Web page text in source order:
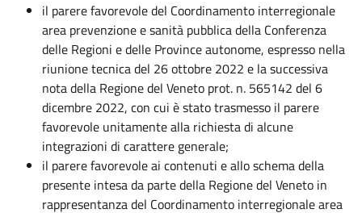
il parere favorevole del Coordinamento interregionale
area prevenzione e sanità pubblica della Conferenza
delle Regioni e delle Province autonome, espresso nella
riunione tecnica del 26 ottobre 2022 e la successiva
nota della Regione del Veneto prot. n. 565142 del 6
dicembre 2022, con cui è stato trasmesso il parere
favorevole unitamente alla richiesta di alcune
integrazioni di carattere generale;
il parere favorevole ai contenuti e allo schema della
presente intesa da parte della Regione del Veneto in
rappresentanza del Coordinamento interregionale area